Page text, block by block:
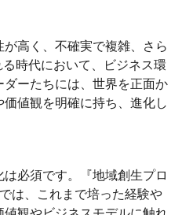
高く、不確実で複雑、さら
時代において、ビジネス環
ーたちには、世界を正面か
値観を明確に持ち、進化し
は必須です。『地域創生プロ
は、これまで培った経験や